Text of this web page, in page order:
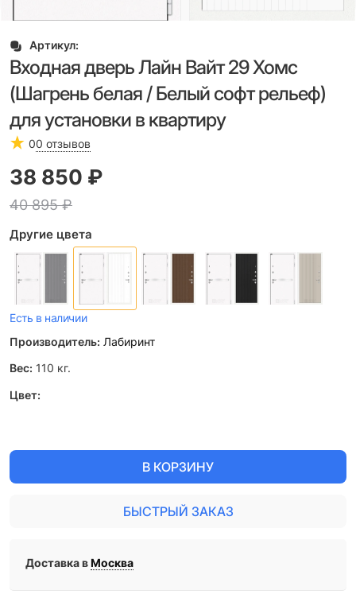
Артикул:
Входная дверь Лайн Вайт 29 Хомс
(Шагрень белая / Белый софт рельеф)
для установки в квартиру
00 отзывов
40 895 ₽
38 850 ₽
Другие цвета
Есть в наличии
Производитель: Лабиринт
Вес: 110 кг.
Цвет:
В КОРЗИНУ
БЫСТРЫЙ ЗАКАЗ
Доставка вМосква